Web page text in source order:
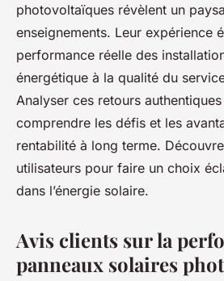
photovoltaïques révèlent un
enseignements. Leur expérience
performance réelle des
énergétique à la qualité du
Analyser ces retours
comprendre les défis et les
rentabilité à long terme.
utilisateurs pour faire un choix
dans l’énergie solaire.
Avis clients sur la
panneaux solaires